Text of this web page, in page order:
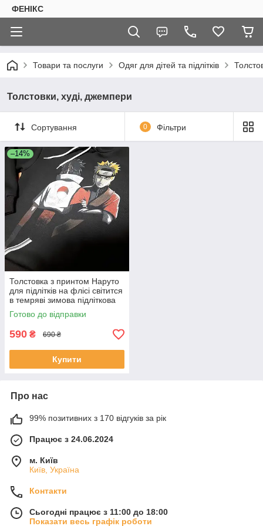
ФЕНІКС
Товари та послуги Одяг для дітей та підлітків
Толстовки, худі, джемпери
Сортування 0 Фільтри
–14%
Толстовка з принтом Наруто
для підлітків на флісі світится
в темряві зимова підліткова
кофта з капюшоном 152
Чорний
Готово до відправки
590 ₴ 690 ₴
Купити
Про нас
99% позитивних з 170 відгуків за рік
Працює з 24.06.2024
м. Київ
Київ, Україна
Контакти
Сьогодні працює з 11:00 до 18:00
Показати весь графік роботи